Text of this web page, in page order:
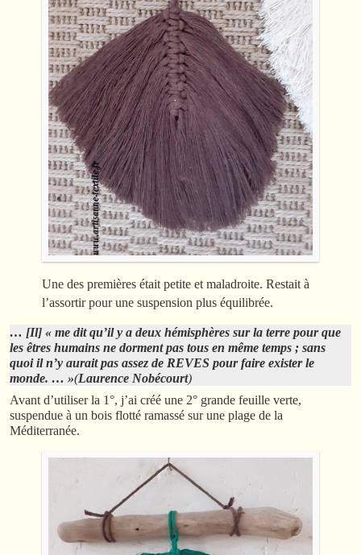
Une des premières était petite et maladroite. Restait à
l’assortir pour une suspension plus équilibrée.
… [Il] « me dit qu’il y a deux hémisphères sur la terre pour que
les êtres humains ne dorment pas tous en même temps ; sans
quoi il n’y aurait pas assez de REVES pour faire exister le
monde. … »(Laurence Nobécourt)
Avant d’utiliser la 1°, j’ai créé une 2° grande feuille verte,
suspendue à un bois flotté ramassé sur une plage de la
Méditerranée.